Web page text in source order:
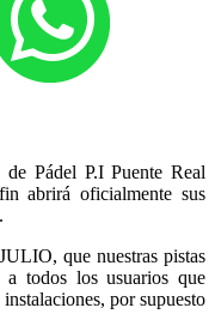
Pádel P.I Puente Real
abrirá oficialmente sus
que nuestras pistas
a todos los usuarios que
por supuesto